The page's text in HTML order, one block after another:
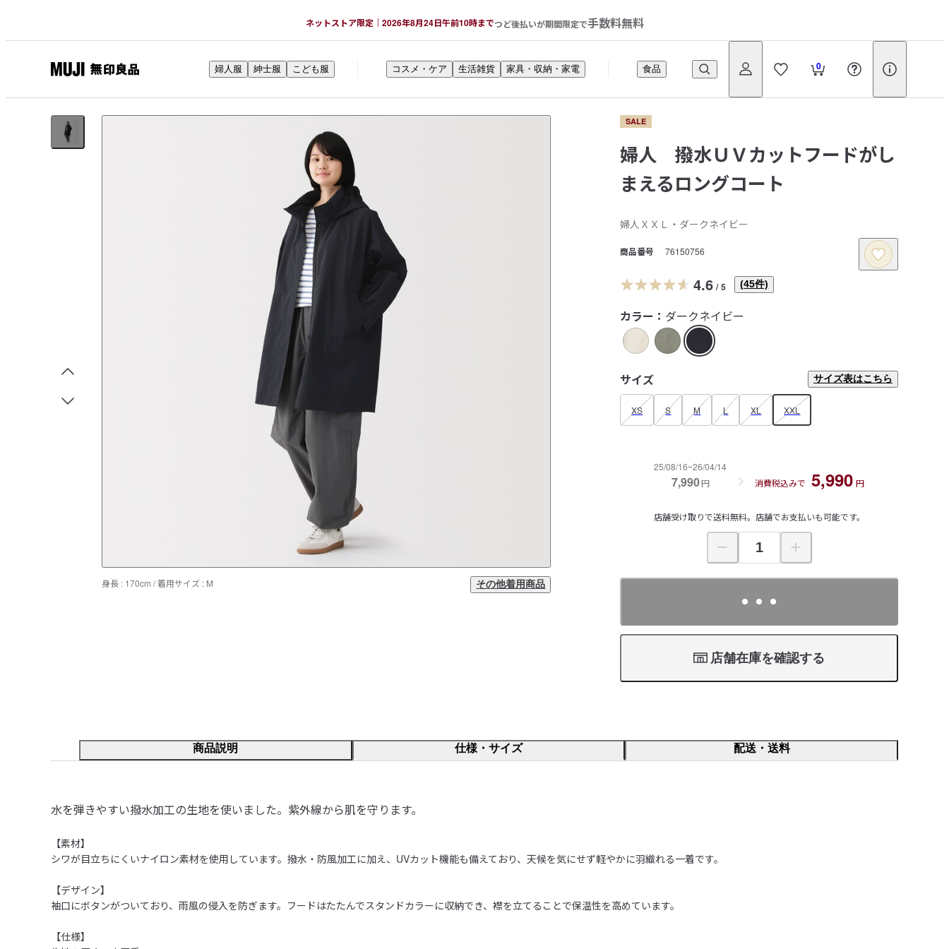
ネットストア限定｜2026年8月24日午前10時までつど後払いが期間限定で手数料無料
印
良
0
婦人服 紳士服 こども服 コスメ・ケア 生活雑貨 家具・収納・家電 食品
SALE
婦人 撥水ＵＶカットフードがし
まえるロングコート
婦人ＸＸＬ・ダークネイビー
商品番号 76150756
4.6 / 5 (45件)
身長 : 170cm / 着用サイズ : M その他着用商品
カラー： ダークネイビー
サイズ サイズ表はこちら
XS S M L XL XXL
25/08/16~26/04/14
7,990円 消費税込みで 5,990 円
店舗受け取りで送料無料。店舗でお支払いも可能です。
店舗在庫を確認する
商品説明 仕様・サイズ 配送・送料
水を弾きやすい撥水加工の生地を使いました。紫外線から肌を守ります。
【素材】
シワが目立ちにくいナイロン素材を使用しています。撥水・防風加工に加え、UVカット機能も備えており、天候を気にせず軽やかに羽織れる一着です。
【デザイン】
袖口にボタンがついており、雨風の侵入を防ぎます。フードはたたんでスタンドカラーに収納でき、襟を立てることで保温性を高めています。
【仕様】